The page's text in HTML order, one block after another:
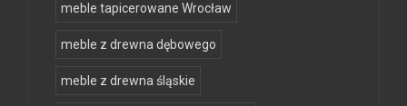
meble tapicerowane Wrocław
meble z drewna dębowego
meble z drewna śląskie